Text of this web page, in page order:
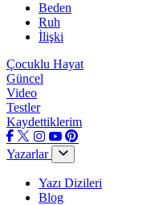
Beden
Ruh
İlişki
Çocuklu Hayat
Güncel
Video
Testler
Kaydettiklerim
Yazarlar
Yazı Dizileri
Blog